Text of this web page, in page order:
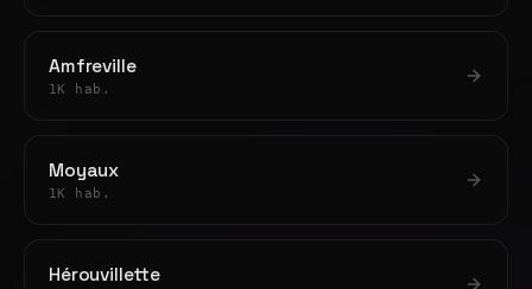
Amfreville
1K hab.
Moyaux
1K hab.
Hérouvillette